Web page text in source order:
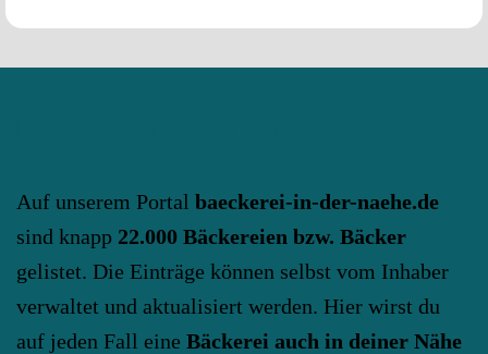
Auf unserem Portal baeckerei-in-der-naehe.de
sind knapp 22.000 Bäckereien bzw. Bäcker
gelistet. Die Einträge können selbst vom Inhaber
verwaltet und aktualisiert werden. Hier wirst du
auf jeden Fall eine Bäckerei auch in deiner Nähe